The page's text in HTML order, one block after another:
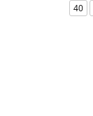
40